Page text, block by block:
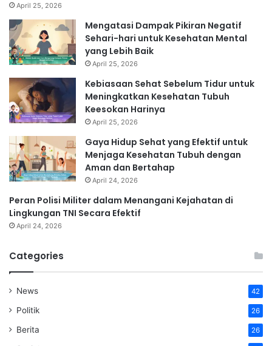
April 25, 2026
Mengatasi Dampak Pikiran Negatif
Sehari-hari untuk Kesehatan Mental
yang Lebih Baik
April 25, 2026
Kebiasaan Sehat Sebelum Tidur untuk
Meningkatkan Kesehatan Tubuh
Keesokan Harinya
April 25, 2026
Gaya Hidup Sehat yang Efektif untuk
Menjaga Kesehatan Tubuh dengan
Aman dan Bertahap
April 24, 2026
Peran Polisi Militer dalam Menangani Kejahatan di
Lingkungan TNI Secara Efektif
April 24, 2026
Categories
News 42
Politik 26
Berita 26